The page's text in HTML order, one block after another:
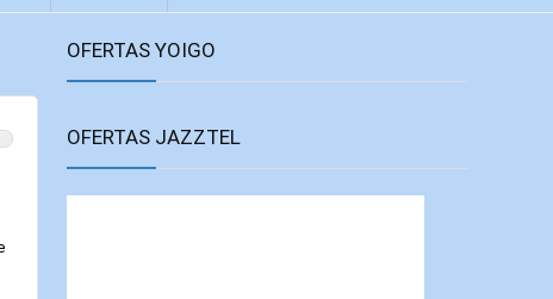
OFERTAS YOIGO
OFERTAS JAZZTEL